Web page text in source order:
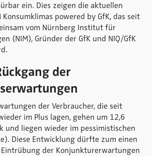
ein. Dies zeigen die aktuellen
Konsumklimas powered by GfK, das seit
vom Nürnberg Institut für
(NIM), Gründer der GfK und NIQ/GfK
der
der Verbraucher, die seit
im Plus lagen, gehen um 12,6
und liegen wieder im pessimistischen
Diese Entwicklung dürfte zum einen
der Konjunkturerwartungen